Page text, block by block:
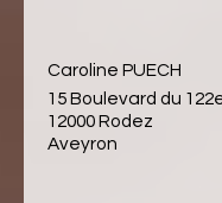
Caroline PUECH
15 Boulevard du
12000 Rodez
Aveyron